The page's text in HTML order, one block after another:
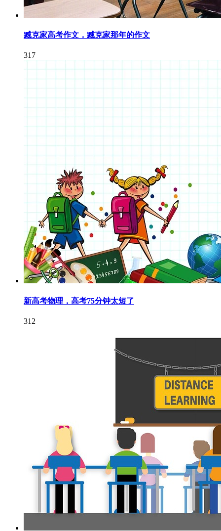
臧克家高考作文，臧克家那年的作文
317
新高考物理，高考75分钟太短了
312